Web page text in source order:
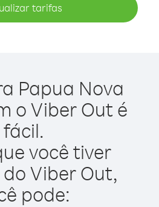
tarifas
Papua Nova
o Viber Out é
fácil.
você tiver
Viber Out,
pode: